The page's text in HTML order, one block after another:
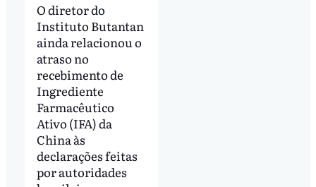
O diretor do
Instituto Butantan
ainda relacionou o
atraso no
recebimento de
Ingrediente
Farmacêutico
Ativo (IFA) da
China às
declarações feitas
por autoridades